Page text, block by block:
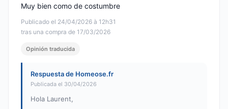
Publicado el 24/04/2026 à 12h31
tras una compra de 17/03/2026
Muy bien como de costumbre
Opinión traducida
Respuesta de Homeose.fr
Publicada el 30/04/2026
Hola Laurent,